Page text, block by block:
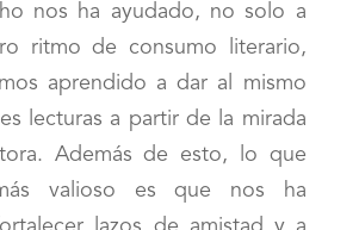
nos ha ayudado, no solo a
ritmo de consumo literario,
aprendido a dar al mismo
lecturas a partir de la mirada
Además de esto, lo que
valioso es que nos ha